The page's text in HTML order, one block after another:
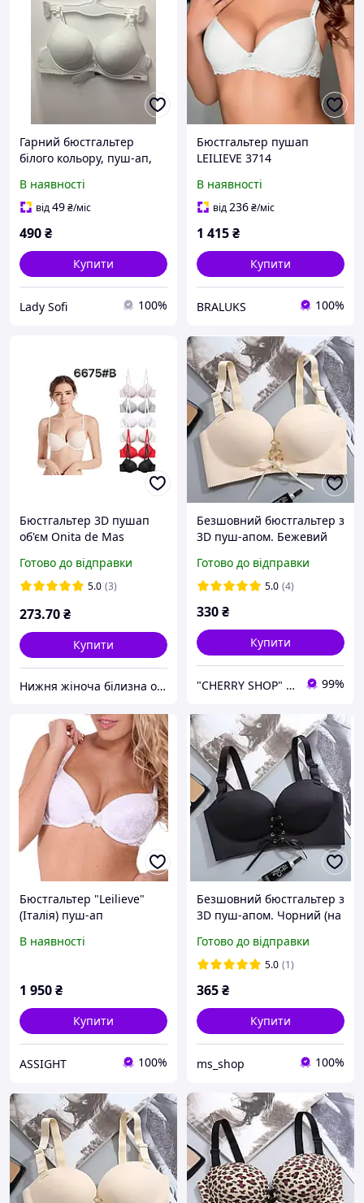
Гарний бюстгальтер
білого кольору, пуш-ап,
В наявності
від49₴/міс
490₴
Купити
Lady Sofi 100%
Бюстгальтер пушап
LEILIEVE 3714
В наявності
від236₴/міс
1 415₴
Купити
BRALUKS 100%
Бюстгальтер 3D пушап
об'єм Onita de Mas
Готово до відправки
5.0 (3)
273.70₴
Купити
Нижня жіноча білизна оптом Anfen, Donafen, Diorella, білизна для годування!
Безшовний бюстгальтер з
3D пуш-апом. Бежевий
Готово до відправки
5.0 (4)
330₴
Купити
"CHERRY SHOP" Косметика, жіночий одяг та аксесуари 99%
Бюстгальтер "Leilieve"
(Італія) пуш-ап
В наявності
1 950₴
Купити
ASSIGHT 100%
Безшовний бюстгальтер з
3D пуш-апом. Чорний (на
Готово до відправки
5.0 (1)
365₴
Купити
ms_shop 100%